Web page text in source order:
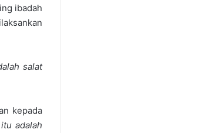
ibadah
salat
kepada
adalah